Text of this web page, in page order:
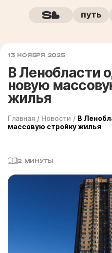
путь
13 НОЯБРЯ 2025
В Ленобласти
новую
жилья
Главная / Новости / В
массовую стройку жилья
2 МИНУТЫ